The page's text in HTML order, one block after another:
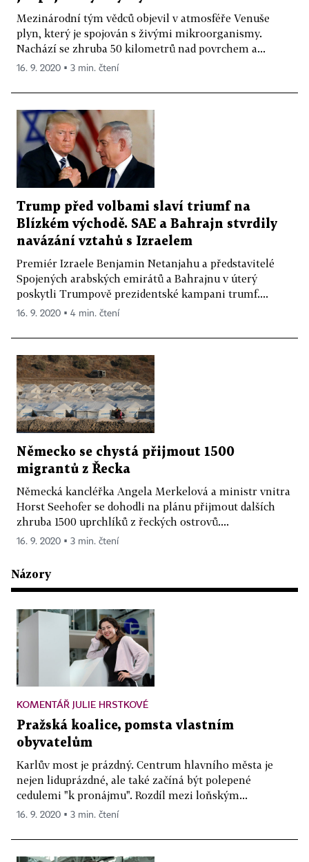
Mezinárodní tým vědců objevil v atmosféře Venuše
plyn, který je spojován s živými mikroorganismy.
Nachází se zhruba 50 kilometrů nad povrchem a...
16. 9. 2020 ▪ 3 min. čtení
Trump před volbami slaví triumf na
Blízkém východě. SAE a Bahrajn stvrdily
navázání vztahů s Izraelem
Premiér Izraele Benjamin Netanjahu a představitelé
Spojených arabských emirátů a Bahrajnu v úterý
poskytli Trumpově prezidentské kampani trumf....
16. 9. 2020 ▪ 4 min. čtení
Německo se chystá přijmout 1500
migrantů z Řecka
Německá kancléřka Angela Merkelová a ministr vnitra
Horst Seehofer se dohodli na plánu přijmout dalších
zhruba 1500 uprchlíků z řeckých ostrovů....
16. 9. 2020 ▪ 3 min. čtení
Názory
KOMENTÁŘ JULIE HRSTKOVÉ
Pražská koalice, pomsta vlastním
obyvatelům
Karlův most je prázdný. Centrum hlavního města je
nejen liduprázdné, ale také začíná být polepené
cedulemi "k pronájmu". Rozdíl mezi loňským...
16. 9. 2020 ▪ 3 min. čtení